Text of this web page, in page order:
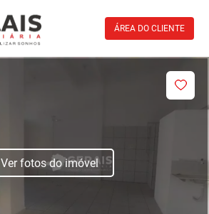
ÁREA DO CLIENTE
Ver fotos do imóvel